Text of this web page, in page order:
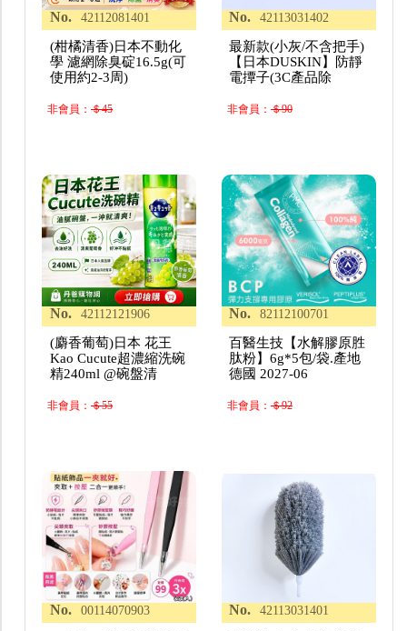
No. 42112081401
(柑橘清香)日本不動化
學 濾網除臭碇16.5g(可
使用約2-3周)
非會員：＄45
No. 42113031402
最新款(小灰/不含把手)
【日本DUSKIN】防靜
電撢子(3C產品除
非會員：＄90
No. 42112121906
(麝香葡萄)日本 花王
Kao Cucute超濃縮洗碗
精240ml @碗盤清
非會員：＄55
No. 82112100701
百醫生技【水解膠原胜
肽粉】6g*5包/袋.產地
德國 2027-06
非會員：＄92
No. 00114070903 No. 42113031401